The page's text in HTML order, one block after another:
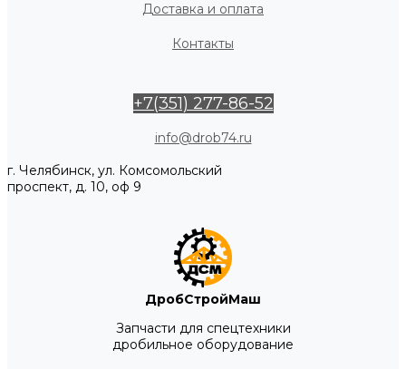
Доставка и оплата
Контакты
+7(351) 277-86-52
info@drob74.ru
г. Челябинск, ул. Комсомольский
проспект, д. 10, оф 9
ДробСтройМаш
Запчасти для спецтехники
дробильное оборудование